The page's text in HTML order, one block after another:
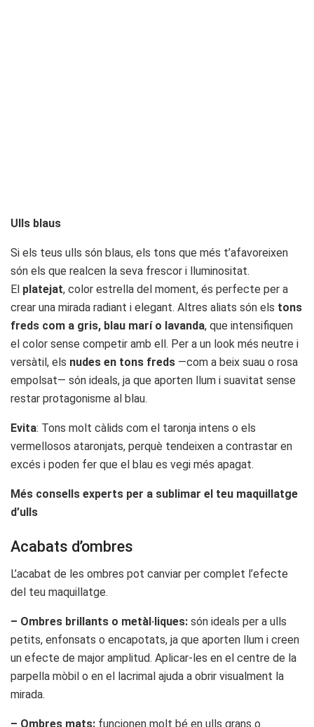
Ulls blaus
Si els teus ulls són blaus, els tons que més t’afavoreixen
són els que realcen la seva frescor i lluminositat.
El platejat, color estrella del moment, és perfecte per a
crear una mirada radiant i elegant. Altres aliats són els tons
freds com a gris, blau marí o lavanda, que intensifiquen
el color sense competir amb ell. Per a un look més neutre i
versàtil, els nudes en tons freds —com a beix suau o rosa
empolsat— són ideals, ja que aporten llum i suavitat sense
restar protagonisme al blau.
Evita: Tons molt càlids com el taronja intens o els
vermellosos ataronjats, perquè tendeixen a contrastar en
excés i poden fer que el blau es vegi més apagat.
Més consells experts per a sublimar el teu maquillatge
d’ulls
Acabats d’ombres
L’acabat de les ombres pot canviar per complet l’efecte
del teu maquillatge.
– Ombres brillants o metàl·liques: són ideals per a ulls
petits, enfonsats o encapotats, ja que aporten llum i creen
un efecte de major amplitud. Aplicar-les en el centre de la
parpella mòbil o en el lacrimal ajuda a obrir visualment la
mirada.
– Ombres mats: funcionen molt bé en ulls grans o